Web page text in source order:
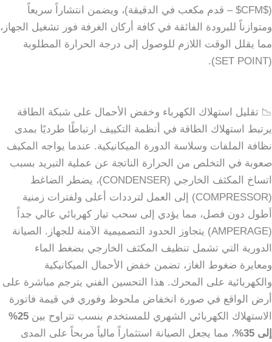
($CFM$ – قدم مكعب في الدقيقة)، ويضمن انتشاراً سريعاً
ومتوازناً للبرودة الفائقة في كافة أركان الغرفة فور تشغيل الجهاز،
مما يقلل الوقت اللازم للوصول إلى درجة الحرارة المطلوبة
(SET POINT).
📉 تقليل استهلاك الكهرباء وخفض الأحمال على شبكة الطاقة
يرتبط استهلاك الطاقة في أنظمة التكييف ارتباطًا طرديًا بمدى
نظافة الملفات وسلاسة الدورة الميكانيكية. عندما يواجه المكيف
صعوبة في التخلص من الحرارة الناتجة عن عملية التبريد بسبب
اتساخ المكثف الخارجي (CONDENSER)، يضطر الضاغط
(COMPRESSOR) إلى العمل لترددات أعلى ولفترات زمنية
أطول دون فصل، مما يؤدي إلى سحب تيار كهربائي عالي جداً
(AMPERAGE) يتجاوز الحدود التصميمية الآمنة للجهاز. الصيانة
الدورية التي تشمل تنظيف المكثف الخارجي بضغط الماء
ومعايرة ضغوط الغاز، تضمن خفض الأحمال الميكانيكية
والكهربائية على المحرك. هذا التحسين الفني يترجم مباشرة على
أرض الواقع في صورة انخفاض ملحوظ وفوري في قيمة فاتورة
الاستهلاك الكهربائي الشهري للمستخدم بنسب تتراوح بين
25%
إلى 35%
، مما يجعل الصيانة استثماراً مالياً مربحاً على المدى